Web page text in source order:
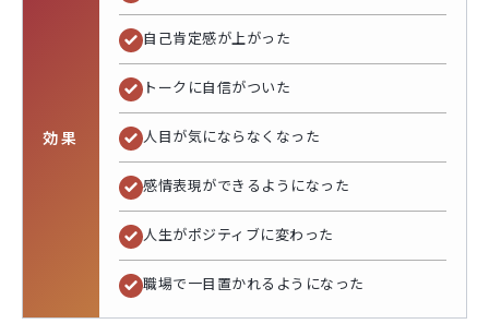
効果
自己肯定感が上がった
トークに自信がついた
人目が気にならなくなった
感情表現ができるようになった
人生がポジティブに変わった
職場で一目置かれるようになった